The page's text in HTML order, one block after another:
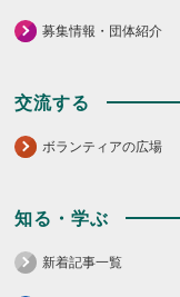
募集情報・団体紹介
交流する
ボランティアの広場
知る・学ぶ
新着記事一覧